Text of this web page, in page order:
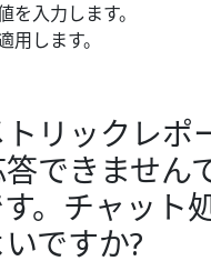
を入力します。
用します。
リックレポ
できません
。チャット
ですか?